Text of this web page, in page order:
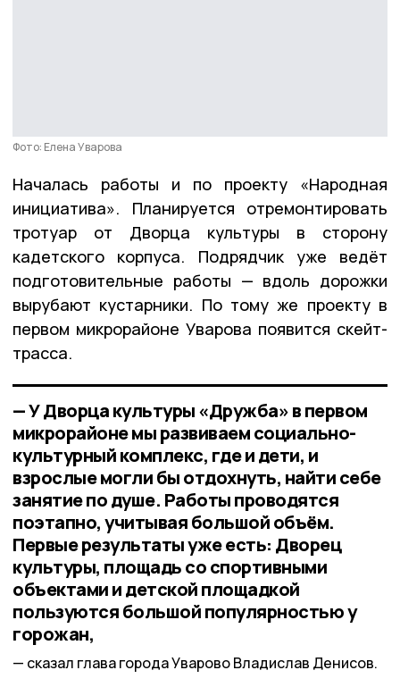
Фото: Елена Уварова
Началась работы и по проекту «Народная
инициатива». Планируется отремонтировать
тротуар от Дворца культуры в сторону
кадетского корпуса. Подрядчик уже ведёт
подготовительные работы — вдоль дорожки
вырубают кустарники. По тому же проекту в
первом микрорайоне Уварова появится скейт-
трасса.
— У Дворца культуры «Дружба» в первом
микрорайоне мы развиваем социально-
культурный комплекс, где и дети, и
взрослые могли бы отдохнуть, найти себе
занятие по душе. Работы проводятся
поэтапно, учитывая большой объём.
Первые результаты уже есть: Дворец
культуры, площадь со спортивными
объектами и детской площадкой
пользуются большой популярностью у
горожан,
сказал глава города Уварово Владислав Денисов.